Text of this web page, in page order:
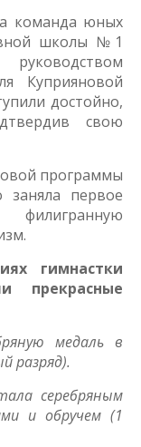
команда юных
школы №1
Куприяновой
достойно,
свою
программы
заняла первое
гимнастки
медаль в
разряд).
серебряным
и обручем (1